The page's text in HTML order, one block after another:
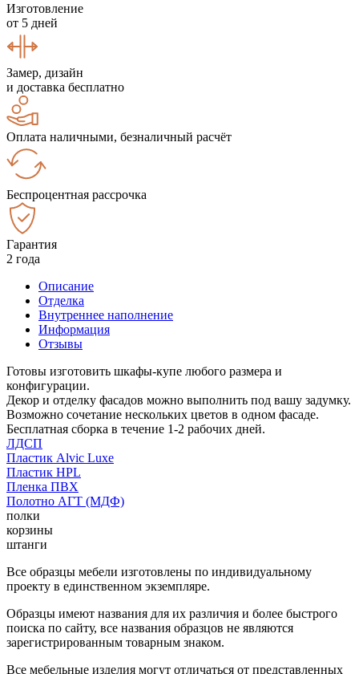
Изготовление
от 5 дней
Замер, дизайн
и доставка бесплатно
Оплата наличными, безналичный расчёт
Беспроцентная рассрочка
Гарантия
2 года
Описание
Отделка
Внутреннее наполнение
Информация
Отзывы
Готовы изготовить шкафы-купе любого размера и
конфигурации.
Декор и отделку фасадов можно выполнить под вашу задумку.
Возможно сочетание нескольких цветов в одном фасаде.
Бесплатная сборка в течение 1-2 рабочих дней.
ЛДСП
Пластик Alvic Luxe
Пластик HPL
Пленка ПВХ
Полотно АГТ (МДФ)
полки
корзины
штанги
Все образцы мебели изготовлены по индивидуальному
проекту в единственном экземпляре.
Образцы имеют названия для их различия и более быстрого
поиска по сайту, все названия образцов не являются
зарегистрированным товарным знаком.
Все мебельные изделия могут отличаться от представленных